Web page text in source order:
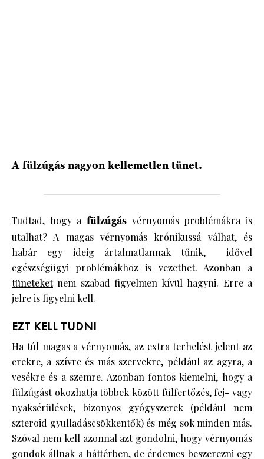
A fülzúgás nagyon kellemetlen tünet.
Tudtad, hogy a fülzúgás vérnyomás problémákra is
utalhat? A magas vérnyomás krónikussá válhat, és
habár egy ideig ártalmatlannak tűnik, idővel
egészségügyi problémákhoz is vezethet. Azonban a
tüneteketnem szabad figyelmen kívül hagyni. Erre a
jelre is figyelni kell.
EZT KELL TUDNI
Ha túl magas a vérnyomás, az extra terhelést jelent az
erekre, a szívre és más szervekre, például az agyra, a
vesékre és a szemre. Azonban fontos kiemelni, hogy a
fülzúgást okozhatja többek között fülfertőzés, fej- vagy
nyaksérülések, bizonyos gyógyszerek (például nem
szteroid gyulladáscsökkentők) és még sok minden más.
Szóval nem kell azonnal azt gondolni, hogy vérnyomás
gondok állnak a háttérben, de érdemes beszerezni egy